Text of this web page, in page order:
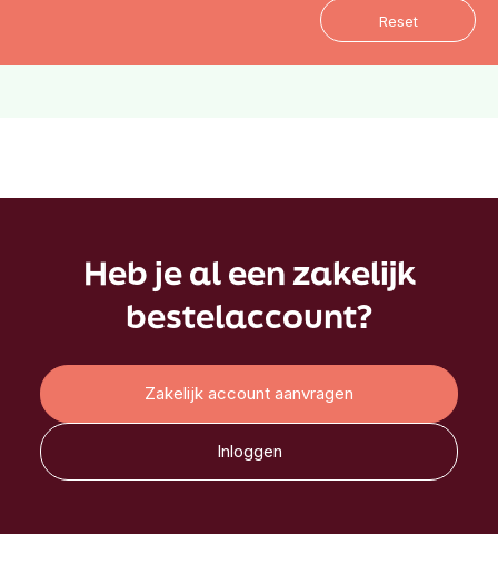
Heb je al een zakelijk
bestelaccount?
Zakelijk account aanvragen
Inloggen